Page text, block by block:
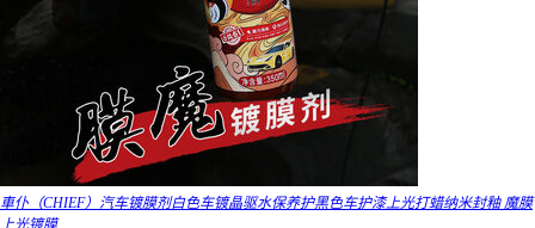
車仆（CHIEF）汽车镀膜剂白色车镀晶驱水保养护黑色车护漆上光打蜡纳米封釉 魔膜
上光镀膜